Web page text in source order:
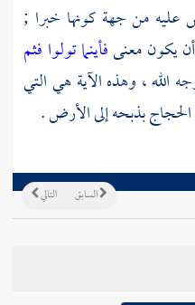
من جهة كونها خبرا ;
أن يكون معنىفأينما تولوا فثم
، وهذه الآية هي التي
الحجاجبذبحه إلى الأرض .
التالي السابق